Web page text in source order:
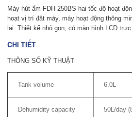
Máy hút ẩm FDH-250BS hai tốc độ hoạt
hoạt vị trí đặt máy, máy hoạt động thông
lại. Thiết kế nhỏ gọn, có màn hình LCD
CHI TIẾT
THÔNG SỐ KỸ THUẬT
Tank volume 6.0L
Dehumidity capacity 50L/day